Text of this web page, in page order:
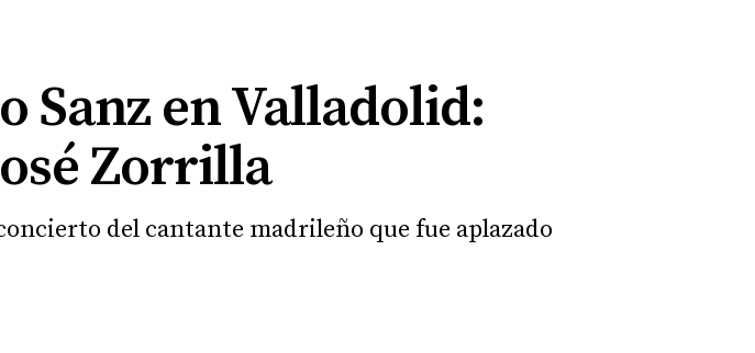
Sanz en Valladolid:
Zorrilla
del cantante madrileño que fue aplazado